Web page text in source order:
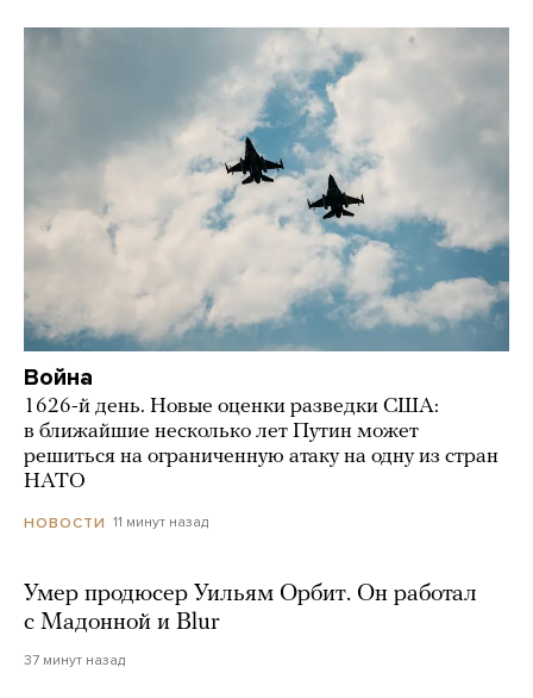
Война
1626-й день. Новые оценки разведки США:
в ближайшие несколько лет Путин может
решиться на ограниченную атаку на одну из стран
НАТО
НОВОСТИ 11 минут назад
Умер продюсер Уильям Орбит. Он работал
с Мадонной и Blur
37 минут назад